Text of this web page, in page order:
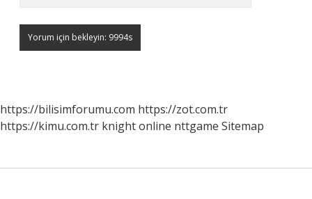
https://bilisimforumu.com https://zot.com.tr
https://kimu.com.tr knight online nttgame Sitemap